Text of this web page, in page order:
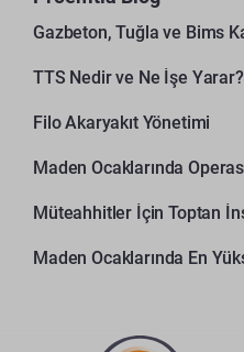
TTS Nedir ve Ne İşe Yarar?
Filo Akaryakıt Yönetimi